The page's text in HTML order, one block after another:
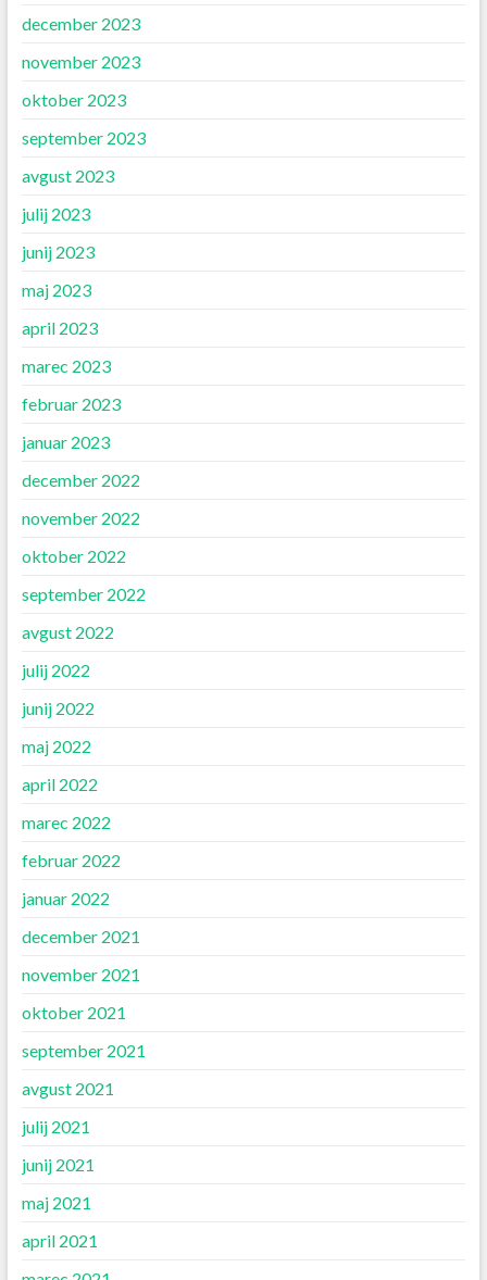
december 2023
november 2023
oktober 2023
september 2023
avgust 2023
julij 2023
junij 2023
maj 2023
april 2023
marec 2023
februar 2023
januar 2023
december 2022
november 2022
oktober 2022
september 2022
avgust 2022
julij 2022
junij 2022
maj 2022
april 2022
marec 2022
februar 2022
januar 2022
december 2021
november 2021
oktober 2021
september 2021
avgust 2021
julij 2021
junij 2021
maj 2021
april 2021